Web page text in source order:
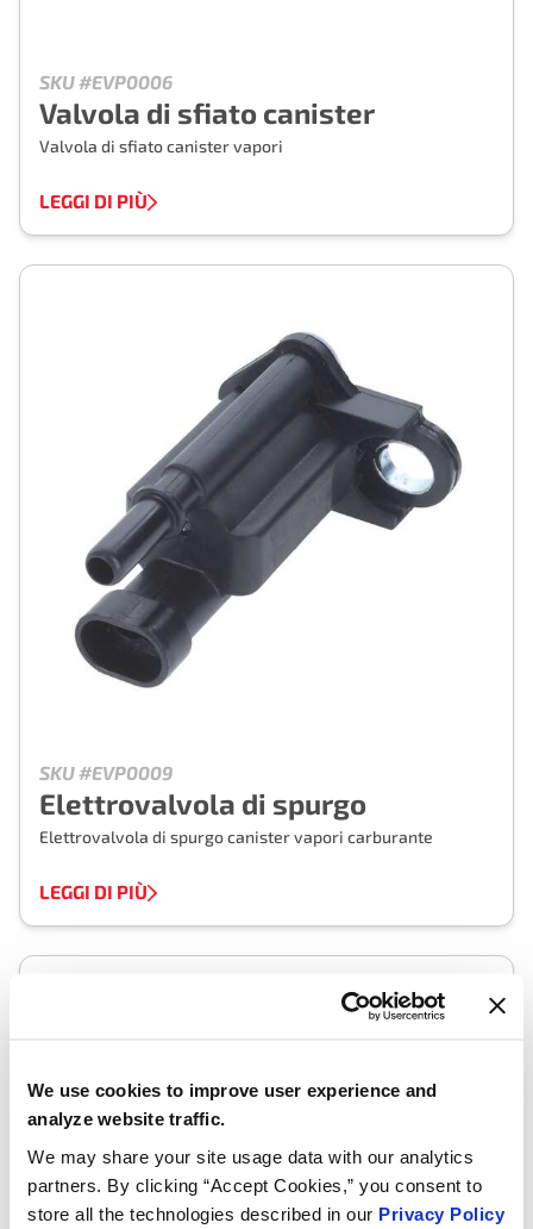
We use cookies to improve user experience and
analyze website traffic.
We may share your site usage data with our analytics
partners. By clicking “Accept Cookies,” you consent to
store all the technologies described in our Privacy Policy
SKU #EVP0006
Valvola di sfiato canister
Valvola di sfiato canister vapori
LEGGI DI PIÙ
SKU #EVP0009
Elettrovalvola di spurgo
Elettrovalvola di spurgo canister vapori carburante
LEGGI DI PIÙ